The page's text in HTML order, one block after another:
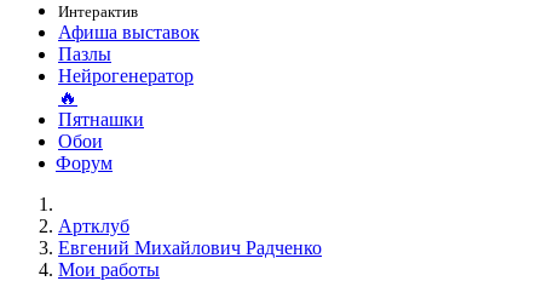
Интерактив
Афиша выставок
Пазлы
Нейрогенератор
🔥
Пятнашки
Обои
Форум
Артклуб
Евгений Михайлович Радченко
Мои работы